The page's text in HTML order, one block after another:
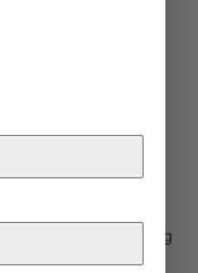
màu vàng men bóng